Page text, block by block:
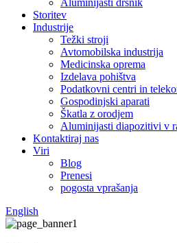
Aluminijasti drsnik
Storitev
Industrije
Težki stroji
Avtomobilska industrija
Medicinska oprema
Izdelava pohištva
Podatkovni centri in
Gospodinjski aparati
Škatla z orodjem
Aluminijasti diapozitivi v
Kontaktiraj nas
Viri
Blog
Prenesi
pogosta vprašanja
English